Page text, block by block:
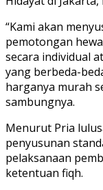
“Kami akan
pemotongan
secara individual
yang berbeda-
harganya murah
sambungnya.
Menurut Pria
penyusunan
pelaksanaan
ketentuan fiqh.